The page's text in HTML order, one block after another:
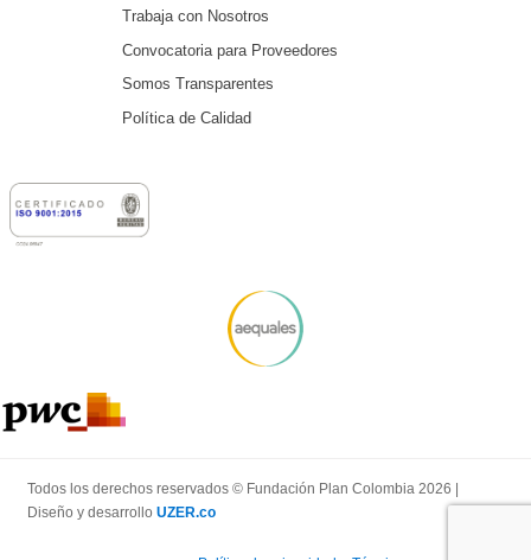
Trabaja con Nosotros
Convocatoria para Proveedores
Somos Transparentes
Política de Calidad
Todos los derechos reservados © Fundación Plan Colombia 2026 |
Diseño y desarrollo UZER.co